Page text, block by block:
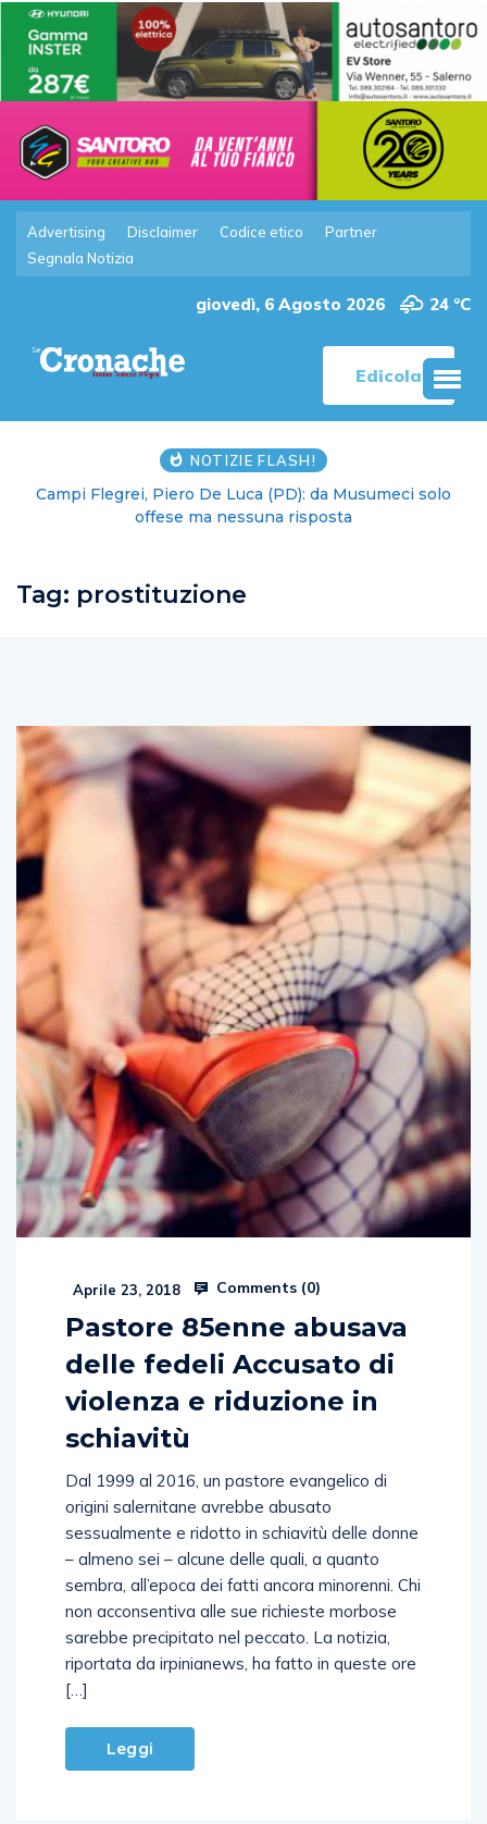
Advertising Disclaimer Codice etico
Partner
Segnala Notizia
giovedì, 6 Agosto 2026 24 °C
Edicola
NOTIZIE FLASH!
Campi Flegrei, Piero De Luca (PD): da Musumeci solo
offese ma nessuna risposta
Tag: prostituzione
Aprile 23, 2018 Comments (0)
Pastore 85enne abusava
delle fedeli Accusato di
violenza e riduzione in
schiavitù
Dal 1999 al 2016, un pastore evangelico di
origini salernitane avrebbe abusato
sessualmente e ridotto in schiavitù delle donne
– almeno sei – alcune delle quali, a quanto
sembra, all’epoca dei fatti ancora minorenni. Chi
non acconsentiva alle sue richieste morbose
sarebbe precipitato nel peccato. La notizia,
riportata da irpinianews, ha fatto in queste ore
[…]
Leggi